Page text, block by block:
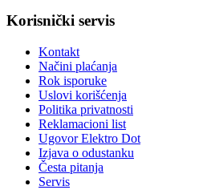
Korisnički servis
Kontakt
Načini plaćanja
Rok isporuke
Uslovi korišćenja
Politika privatnosti
Reklamacioni list
Ugovor Elektro Dot
Izjava o odustanku
Česta pitanja
Servis